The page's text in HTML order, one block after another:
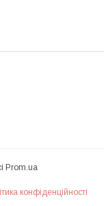
Prom.ua
конфіденційності